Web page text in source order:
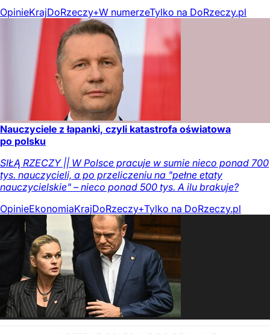
OpinieKrajDoRzeczy+W numerzeTylko na DoRzeczy.pl
Nauczyciele z łapanki, czyli katastrofa oświatowa
po polsku
SIŁĄ RZECZY || W Polsce pracuje w sumie nieco ponad 700
tys. nauczycieli, a po przeliczeniu na "pełne etaty
nauczycielskie" – nieco ponad 500 tys. A ilu brakuje?
OpinieEkonomiaKrajDoRzeczy+Tylko na DoRzeczy.pl